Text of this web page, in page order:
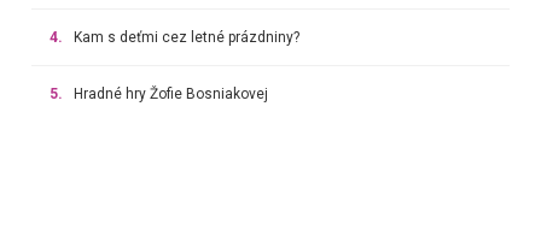
4. Kam s deťmi cez letné prázdniny?
5. Hradné hry Žofie Bosniakovej